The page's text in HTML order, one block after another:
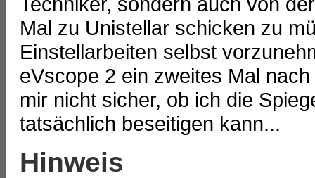
Mal zu Unistellar schicken zu
Einstellarbeiten selbst
eVscope 2 ein zweites Mal
mir nicht sicher, ob ich die
tatsächlich beseitigen kann...
Hinweis